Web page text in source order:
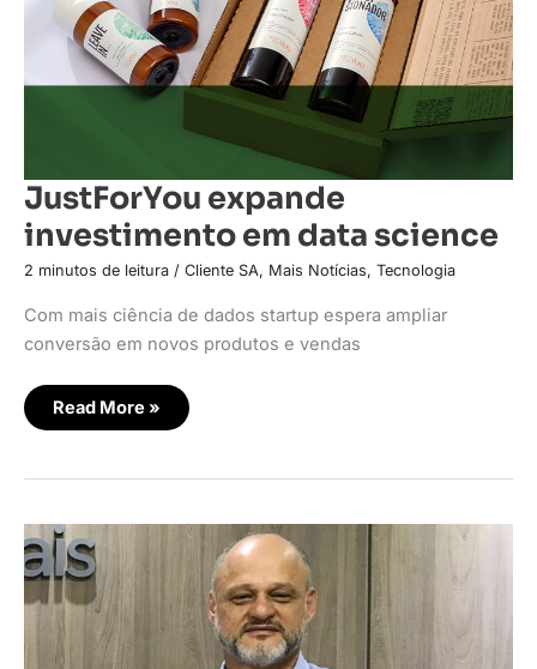
JustForYou expande
investimento em data science
2 minutos de leitura / Cliente SA, Mais Notícias, Tecnologia
Com mais ciência de dados startup espera ampliar
conversão em novos produtos e vendas
Read More »
PGMais
deve
elevar
faturamento
em
20%
este
ano